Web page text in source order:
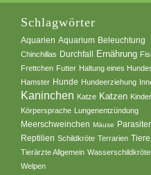
Schlagwörter
Aquarien Aquarium Beleuchtung
Chinchillas Durchfall Ernährung
Frettchen Futter Haltung eines
Hamster Hunde Hundeerziehung
Kaninchen Katze Katzen
Körpersprache Lungenentzündung
Meerschweinchen Mäuse
Reptilien Schildkröte Terrarien Tiere
Tierärzte Allgemein
Welpen